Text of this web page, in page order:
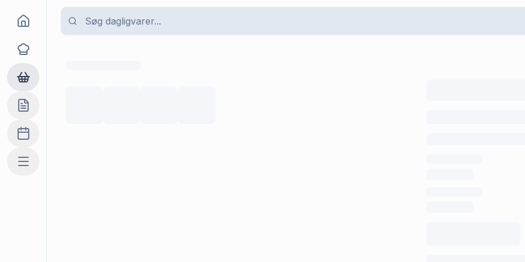
Goma
Opskrifter
Dagligvarer
Indkøbslisten
Madplan
Mere